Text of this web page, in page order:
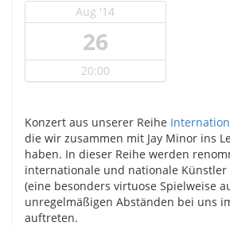
Aug '14
26
20:00
Konzert aus unserer Reihe
die wir zusammen mit Jay Minor ins
haben. In dieser Reihe werden
internationale und nationale Künstler
(eine besonders virtuose Spielweise
unregelmäßigen Abständen bei uns
auftreten.